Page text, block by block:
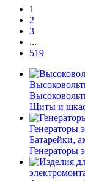
1
2
3
...
519
Щиты и
Генераторы
Батарейки,
Генераторы